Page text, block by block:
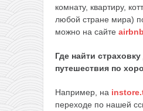
комнату, квартиру,
любой стране мира)
можно на сайте
Где найти
путешествия по
Например, на
переходе по нашей